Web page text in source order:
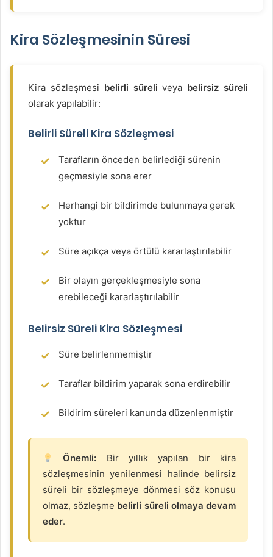
Kira Sözleşmesinin Süresi
Kira sözleşmesi belirli süreli veya belirsiz süreli
olarak yapılabilir:
Belirli Süreli Kira Sözleşmesi
Tarafların önceden belirlediği sürenin
geçmesiyle sona erer
Herhangi bir bildirimde bulunmaya gerek
yoktur
Süre açıkça veya örtülü kararlaştırılabilir
Bir olayın gerçekleşmesiyle sona
erebileceği kararlaştırılabilir
Belirsiz Süreli Kira Sözleşmesi
Süre belirlenmemiştir
Taraflar bildirim yaparak sona erdirebilir
Bildirim süreleri kanunda düzenlenmiştir
Önemli: Bir yıllık yapılan bir kira
sözleşmesinin yenilenmesi halinde belirsiz
süreli bir sözleşmeye dönmesi söz konusu
olmaz, sözleşme belirli süreli olmaya devam
eder.